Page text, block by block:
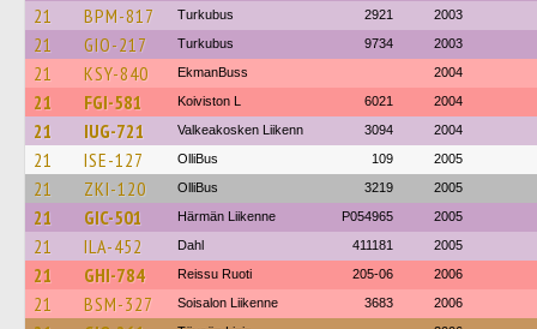
21 BPM-817 Turkubus 2921 2003
21 GIO-217 Turkubus 9734 2003
21 KSY-840 EkmanBuss 2004
21 FGI-581 Koiviston L 6021 2004
21 IUG-721 Valkeakosken Liikenn 3094 2004
21 ISE-127 OlliBus 109 2005
21 ZKI-120 OlliBus 3219 2005
21 GIC-501 Härmän Liikenne P054965 2005
21 ILA-452 Dahl 411181 2005
21 GHI-784 Reissu Ruoti 205-06 2006
21 BSM-327 Soisalon Liikenne 3683 2006